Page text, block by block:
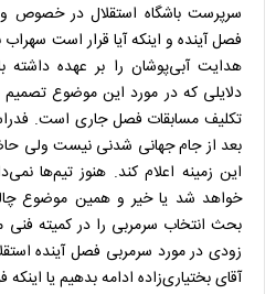
سرپرست باشگاه استقلال در خصوص
فصل آینده و اینکه آیا قرار است
هدایت آبی‌پوشان را بر عهده
دلایلی که در مورد این موضوع
تکلیف مسابقات فصل جاری است.
بعد از جام جهانی شدنی نیست ولی
این زمینه اعلام کند. هنوز تیم‌ها
خواهد شد یا خیر و همین موضوع
بحث انتخاب سرمربی را در کمیته فنی
زودی در مورد سرمربی فصل آینده
آقای بختیاری‌زاده ادامه بدهیم یا اینکه